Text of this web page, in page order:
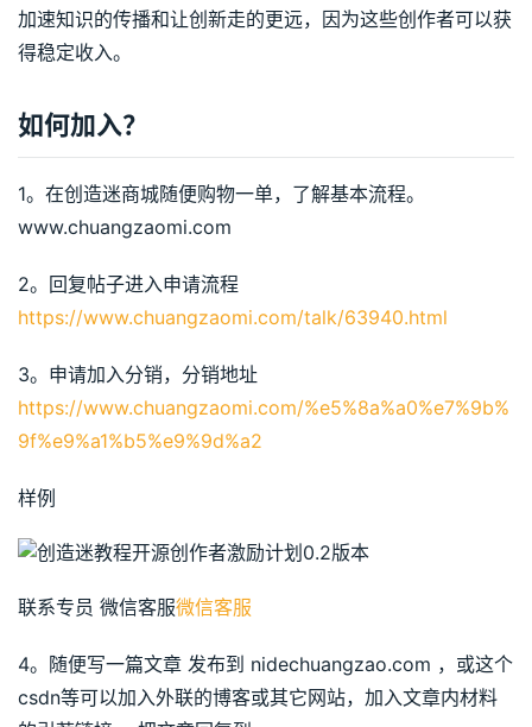
加速知识的传播和让创新走的更远，因为这些创作者可以获
得稳定收入。
如何加入？
1。在创造迷商城随便购物一单，了解基本流程。
www.chuangzaomi.com
https://www.chuangzaomi.com/talk/63940.html
3。申请加入分销，分销地址
https://www.chuangzaomi.com/%e5%8a%a0%e7%9b%
9f%e9%a1%b5%e9%9d%a2
样例
联系专员 微信客服微信客服
4。随便写一篇文章 发布到 nidechuangzao.com ，或这个
csdn等可以加入外联的博客或其它网站，加入文章内材料